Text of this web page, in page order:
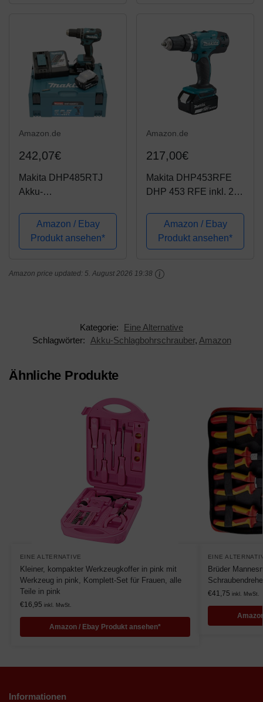
Amazon.de
242,07€
Makita DHP485RTJ
Akku-
18,0VAmazon / Ebay
Produkt ansehen*
Amazon.de
217,00€
Makita DHP453RFE
DHP 453 RFE inkl. 2
Schlagbohrschrauber,
18 V, Schwarz, Blau
Amazon / Ebay
Produkt ansehen*
Amazon price updated: 5. August 2026 19:38
Kategorie:
Eine Alternative
Schlagwörter:
Akku-Schlagbohrschrauber, Amazon
Ähnliche Produkte
EINE ALTERNATIVE
Kleiner, kompakter Werkzeugkoffer in pink mit
Werkzeug in pink, Komplett-Set für Frauen, alle
Teile in pink
€16,95 inkl. MwSt.
Amazon / Ebay Produkt ansehen*
EINE
Brüder
€41,75 inkl. MwSt.
Informationen